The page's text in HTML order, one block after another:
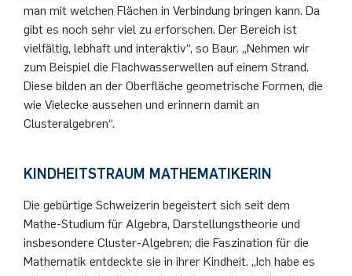
man mit welchen Flächen in Verbindung bringen kann. Da
gibt es noch sehr viel zu erforschen. Der Bereich ist
vielfältig, lebhaft und interaktiv“, so Baur. „Nehmen wir
zum Beispiel die Flachwasserwellen auf einem Strand.
Diese bilden an der Oberfläche geometrische Formen, die
wie Vielecke aussehen und erinnern damit an
Clusteralgebren“.
KINDHEITSTRAUM MATHEMATIKERIN
Die gebürtige Schweizerin begeistert sich seit dem
Mathe-Studium für Algebra, Darstellungstheorie und
insbesondere Cluster-Algebren; die Faszination für die
Mathematik entdeckte sie in ihrer Kindheit. „Ich habe es